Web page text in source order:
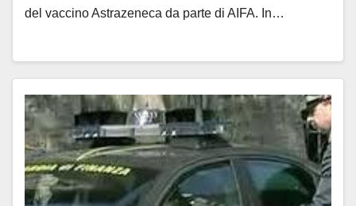
del vaccino Astrazeneca da parte di AIFA. In…